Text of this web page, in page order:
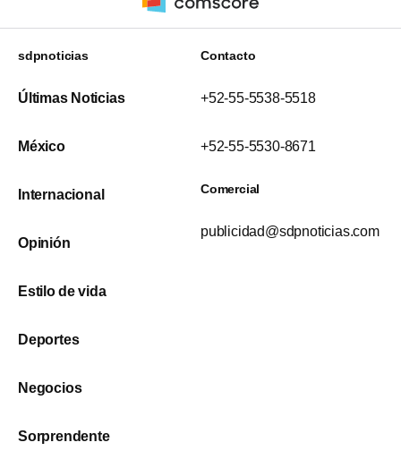
sdpnoticias
Últimas Noticias
México
Internacional
Opinión
Estilo de vida
Deportes
Negocios
Sorprendente
Contacto
+52-55-5538-5518
+52-55-5530-8671
Comercial
publicidad@sdpnoticias.com